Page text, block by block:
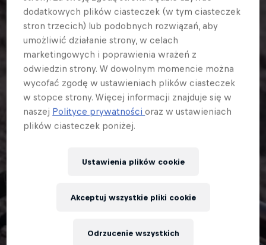
dodatkowych plików ciasteczek (w tym ciasteczek
stron trzecich) lub podobnych rozwiązań, aby
umożliwić działanie strony, w celach
marketingowych i poprawienia wrażeń z
odwiedzin strony. W dowolnym momencie można
wycofać zgodę w ustawieniach plików ciasteczek
w stopce strony. Więcej informacji znajduje się w
naszej Polityce prywatnościoraz w ustawieniach
plików ciasteczek poniżej.
Ustawienia plików cookie
Odrzucenie wszystkich
Akceptuj wszystkie pliki cookie